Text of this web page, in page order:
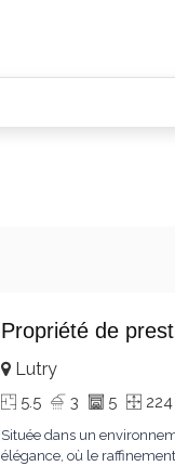
Propriété de
Lutry
5.5 3 5
Située dans un
élégance, où le